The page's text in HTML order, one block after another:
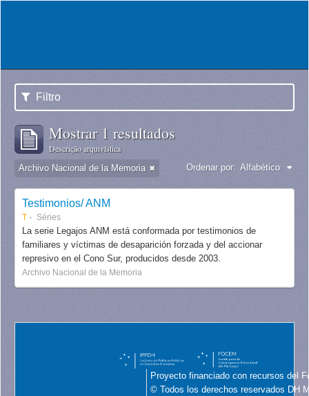
Filtro
Mostrar 1 resultados
Descrição arquivística
Archivo Nacional de la Memoria Ordenar por: Alfabético
Testimonios/ ANM
T Séries
La serie Legajos ANM está conformada por testimonios de
familiares y víctimas de desaparición forzada y del accionar
represivo en el Cono Sur, producidos desde 2003.
Archivo Nacional de la Memoria
Proyecto financiado con recursos del
© Todos los derechos reservados DH